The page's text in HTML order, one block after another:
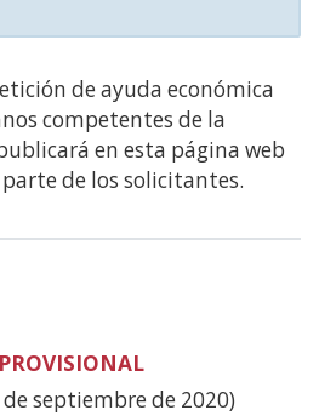
de ayuda económica
competentes de la
en esta página web
de los solicitantes.
en
septiembre de 2020)